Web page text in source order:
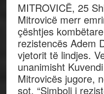
MITROVICË, 25
Mitrovicë merr
çështjes
rezistencës Adem
vjetorit të lindjes.
unanimisht
Mitrovicës jugore,
sot. “Simboli i